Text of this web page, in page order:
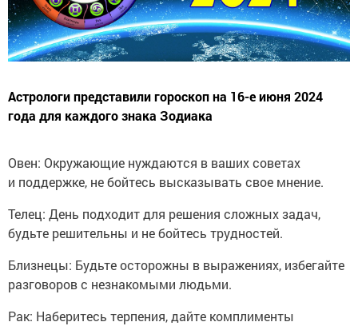
Астрологи представили гороскоп на 16-е июня 2024
года для каждого знака Зодиака
Овен: Окружающие нуждаются в ваших советах
и поддержке, не бойтесь высказывать свое мнение.
Телец: День подходит для решения сложных задач,
будьте решительны и не бойтесь трудностей.
Близнецы: Будьте осторожны в выражениях, избегайте
разговоров с незнакомыми людьми.
Рак: Наберитесь терпения, дайте комплименты